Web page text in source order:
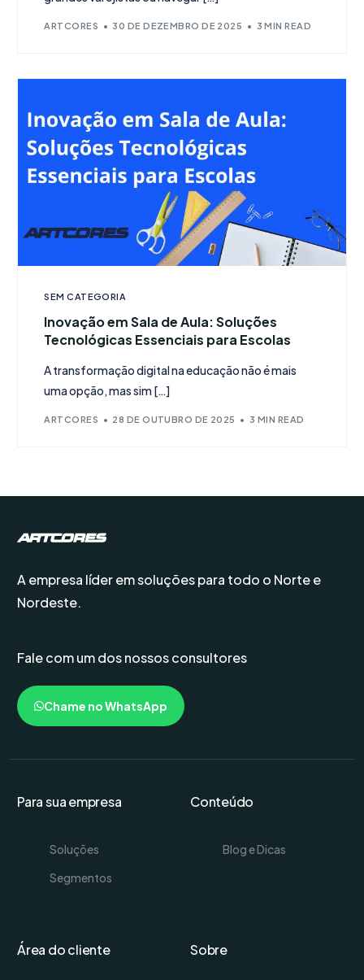
ARTCORES 30 DE DEZEMBRO DE 2025 3 MIN READ
SEM CATEGORIA
Inovação em Sala de Aula: Soluções
Tecnológicas Essenciais para Escolas
A transformação digital na educação não é mais
uma opção, mas sim […]
ARTCORES 28 DE OUTUBRO DE 2025 3 MIN READ
A empresa líder em soluções para todo o Norte e
Nordeste.
Fale com um dos nossos consultores
Chame no WhatsApp
Para sua empresa
Soluções
Segmentos
Conteúdo
Blog e Dicas
Área do cliente Sobre